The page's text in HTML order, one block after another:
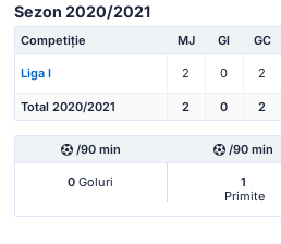
Sezon 2020/2021
Competiție MJ Gl GC
Liga I 2 0 2
Total 2020/2021 2 0 2
/90 min /90 min
0 Goluri
1
Primite